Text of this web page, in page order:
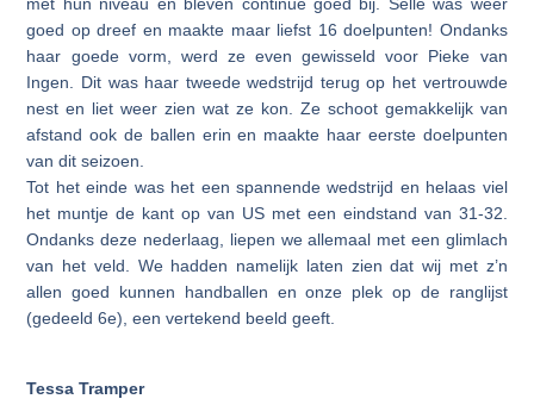
met hun niveau en bleven continue goed bij. Selle was weer
goed op dreef en maakte maar liefst 16 doelpunten! Ondanks
haar goede vorm, werd ze even gewisseld voor Pieke van
Ingen. Dit was haar tweede wedstrijd terug op het vertrouwde
nest en liet weer zien wat ze kon. Ze schoot gemakkelijk van
afstand ook de ballen erin en maakte haar eerste doelpunten
van dit seizoen.
Tot het einde was het een spannende wedstrijd en helaas viel
het muntje de kant op van US met een eindstand van 31-32.
Ondanks deze nederlaag, liepen we allemaal met een glimlach
van het veld. We hadden namelijk laten zien dat wij met z’n
allen goed kunnen handballen en onze plek op de ranglijst
(gedeeld 6e), een vertekend beeld geeft.
Tessa Tramper